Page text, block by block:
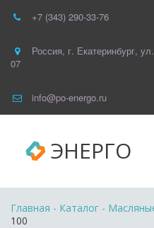
+7 (343) 290-33-76
Россия, г. Екатеринбург,
07
info@po-energo.ru
ЭНЕРГО
Главная - Каталог -
100